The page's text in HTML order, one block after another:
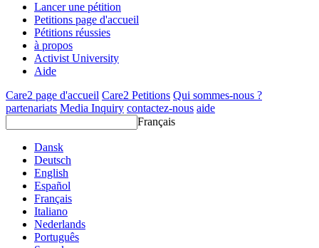
Lancer une pétition
Petitions page d'accueil
Pétitions réussies
à propos
Activist University
Aide
Care2 page d'accueil Care2 Petitions Qui sommes-nous ?
partenariats Media Inquiry contactez-nous aide
Français
Dansk
Deutsch
English
Español
Français
Italiano
Nederlands
Português